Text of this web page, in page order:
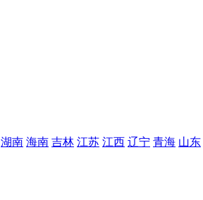
湖南 海南 吉林 江苏 江西 辽宁 青海 山东